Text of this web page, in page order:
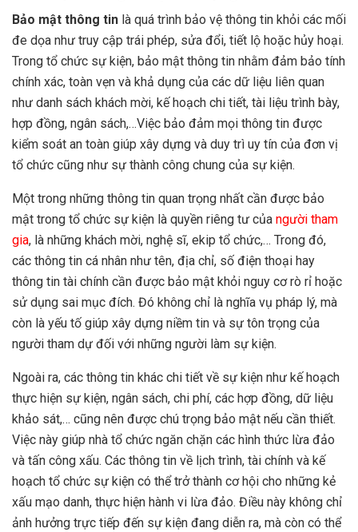
Bảo mật thông tin là quá trình bảo vệ thông tin khỏi các mối
đe dọa như truy cập trái phép, sửa đổi, tiết lộ hoặc hủy hoại.
Trong tổ chức sự kiện, bảo mật thông tin nhằm đảm bảo tính
chính xác, toàn vẹn và khả dụng của các dữ liệu liên quan
như danh sách khách mời, kế hoạch chi tiết, tài liệu trình bày,
hợp đồng, ngân sách,…Việc bảo đảm mọi thông tin được
kiểm soát an toàn giúp xây dựng và duy trì uy tín của đơn vị
tổ chức cũng như sự thành công chung của sự kiện.
Một trong những thông tin quan trọng nhất cần được bảo
mật trong tổ chức sự kiện là quyền riêng tư của người tham
gia, là những khách mời, nghệ sĩ, ekip tổ chức,… Trong đó,
các thông tin cá nhân như tên, địa chỉ, số điện thoại hay
thông tin tài chính cần được bảo mật khỏi nguy cơ rò rỉ hoặc
sử dụng sai mục đích. Đó không chỉ là nghĩa vụ pháp lý, mà
còn là yếu tố giúp xây dựng niềm tin và sự tôn trọng của
người tham dự đối với những người làm sự kiện.
Ngoài ra, các thông tin khác chi tiết về sự kiện như kế hoạch
thực hiện sự kiện, ngân sách, chi phí, các hợp đồng, dữ liệu
khảo sát,… cũng nên được chú trọng bảo mật nếu cần thiết.
Việc này giúp nhà tổ chức ngăn chặn các hình thức lừa đảo
và tấn công xấu. Các thông tin về lịch trình, tài chính và kế
hoạch tổ chức sự kiện có thể trở thành cơ hội cho những kẻ
xấu mạo danh, thực hiện hành vi lừa đảo. Điều này không chỉ
ảnh hưởng trực tiếp đến sự kiện đang diễn ra, mà còn có thể